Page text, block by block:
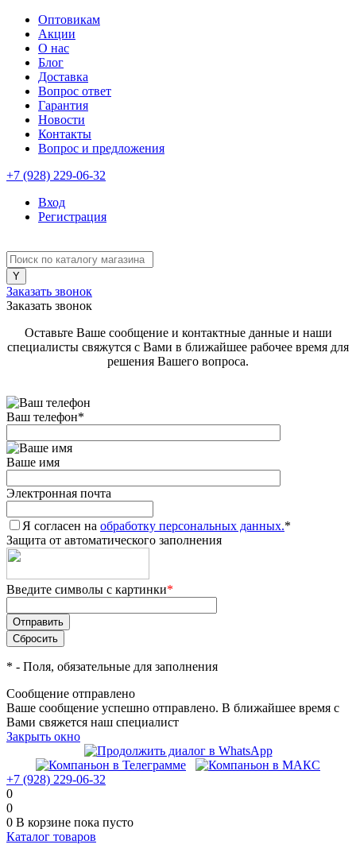
Оптовикам
Акции
О нас
Блог
Доставка
Вопрос ответ
Гарантия
Новости
Контакты
Вопрос и предложения
+7 (928) 229-06-32
Вход
Регистрация
Заказать звонок
Заказать звонок
Оставьте Ваше сообщение и контактные данные и наши
специалисты свяжутся с Вами в ближайшее рабочее время для
решения Вашего вопроса.
Ваш телефон*
Ваше имя
Электронная почта
Я согласен на обработку персональных данных.*
Защита от автоматического заполнения
Введите символы с картинки*
* - Поля, обязательные для заполнения
Сообщение отправлено
Ваше сообщение успешно отправлено. В ближайшее время с
Вами свяжется наш специалист
Закрыть окно
+7 (928) 229-06-32
0
0
0 В корзине пока пусто
Каталог товаров